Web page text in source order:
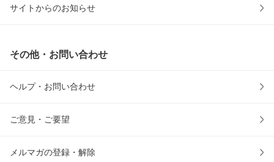
サイトからのお知らせ
その他・お問い合わせ
ヘルプ・お問い合わせ
ご意見・ご要望
メルマガの登録・解除